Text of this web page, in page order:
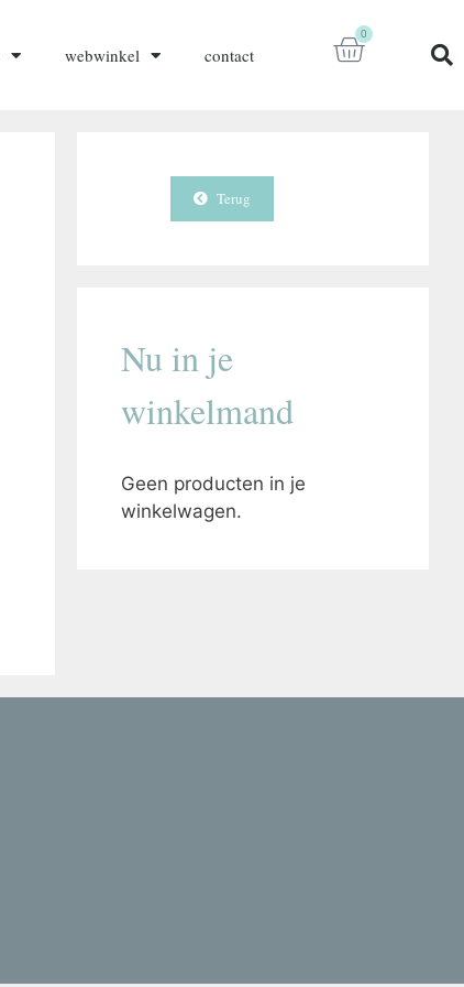
webwinkel contact
0
Terug
Nu in je
winkelmand
Geen producten in je
winkelwagen.